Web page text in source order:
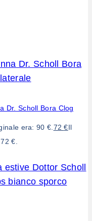
Dr. Scholl Bora Clog
era: 90 €. 72€Il
€.